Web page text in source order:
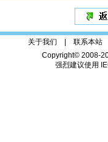
关于我们 | 联系本站
Copyright© 2008-
强烈建议使用